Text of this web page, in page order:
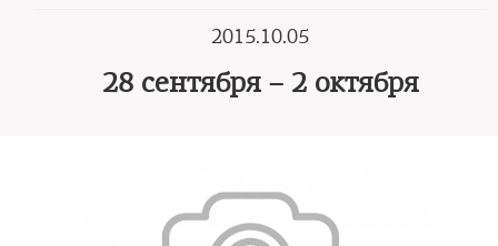
2015.10.05
28 сентября – 2 октября